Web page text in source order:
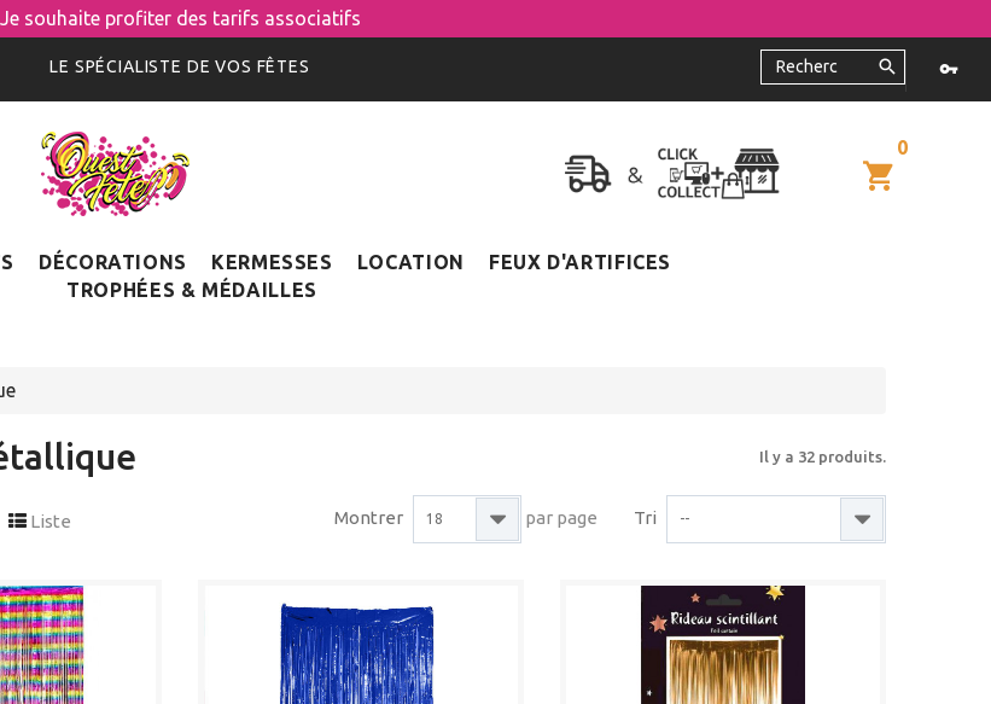
Je souhaite profiter des tarifs associatifs
LE SPÉCIALISTE DE VOS FÊTES
0
DÉCORATIONS KERMESSES LOCATION
FEUX D'ARTIFICES
TROPHÉES & MÉDAILLES
Il y a 32 produits.
Liste Tri --
Montrer 18 par page